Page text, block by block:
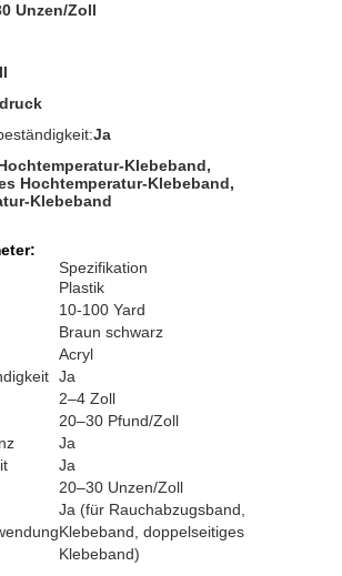
Unzen/Zoll
Ja
Klebeband,
Hochtemperatur-Klebeband,
Klebeband
Spezifikation
Plastik
10-100 Yard
Braun schwarz
Acryl
Ja
2–4 Zoll
20–30 Pfund/Zoll
Ja
Ja
20–30 Unzen/Zoll
Ja (für Rauchabzugsband,
Klebeband, doppelseitiges
Klebeband)